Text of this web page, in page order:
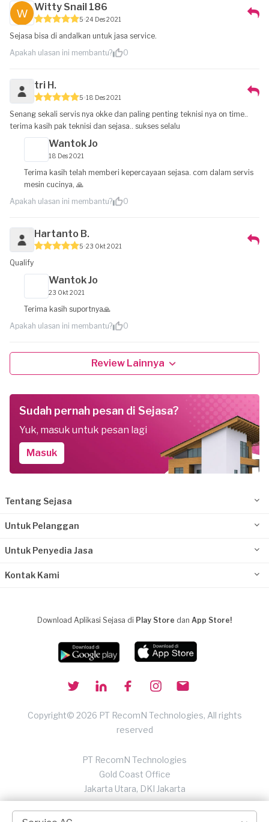
Witty Snail 186
5 24 Des 2021
Sejasa bisa di andalkan untuk jasa service.
Apakah ulasan ini membantu?
0
tri H.
5 18 Des 2021
Senang sekali servis nya okke dan paling penting teknisi nya on time..
terima kasih pak teknisi dan sejasa.. sukses selalu
Wantok Jo
18 Des 2021
Terima kasih telah memberi kepercayaan sejasa. com dalam servis
mesin cucinya, 🙏
Apakah ulasan ini membantu?
0
Hartanto B.
5 23 Okt 2021
Qualify
Wantok Jo
23 Okt 2021
Terima kasih suportnya🙏
Apakah ulasan ini membantu?
0
Review Lainnya
Sudah pernah pesan di Sejasa?
Yuk, masuk untuk pesan lagi
Masuk
Tentang Sejasa
Untuk Pelanggan
Untuk Penyedia Jasa
Kontak Kami
Download Aplikasi Sejasa di Play Store dan App Store!
Copyright© 2026 PT RecomN Technologies, All rights
reserved
PT RecomN Technologies
Gold Coast Office
Jakarta Utara, DKI Jakarta